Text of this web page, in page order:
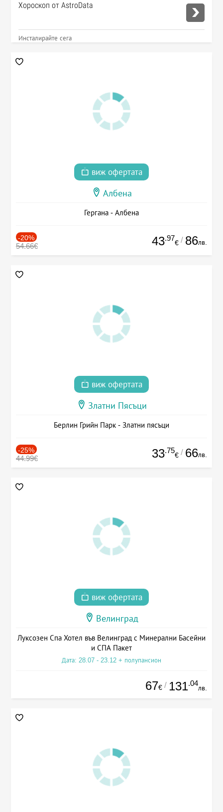
Хороскоп от AstroData
Инсталирайте сега
виж офертата
Албена
Гергана - Албена
-20%
54.66€ 43.97
€ / 86лв.
виж офертата
Златни Пясъци
Берлин Грийн Парк - Златни пясъци
-25%
44.99€ 33.75
€ / 66лв.
виж офертата
Велинград
Луксозен Спа Хотел във Велинград с Минерални Басейни
и СПА Пакет
Дата: 28.07 - 23.12 + полупансион
67€ / 131.04
лв.